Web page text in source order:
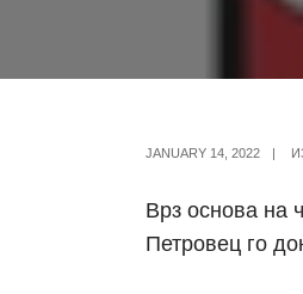
JANUARY 14, 2022 |
Врз основа на
Петровец го